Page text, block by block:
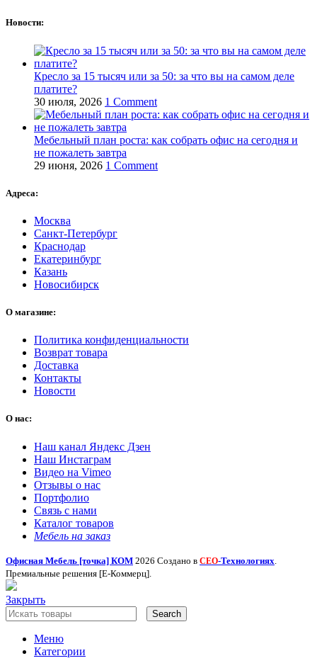
Новости:
Кресло за 15 тысяч или за 50: за что вы на самом деле
платите?
30 июля, 2026 1 Comment
Мебельный план роста: как собрать офис на сегодня и
не пожалеть завтра
29 июня, 2026 1 Comment
Адреса:
Москва
Санкт-Петербург
Краснодар
Екатеринбург
Казань
Новосибирск
О магазине:
Политика конфиденциальности
Возврат товара
Доставка
Контакты
Новости
О нас:
Наш канал Яндекс Дзен
Наш Инстаграм
Видео на Vimeo
Отзывы о нас
Портфолио
Связь с нами
Каталог товаров
Мебель на заказ
Офисная Мебель [точка] КОМ 2026 Создано в СЕО-Технологиях
Премиальные решения [Е-Коммерц].
Закрыть
Search
Меню
Категории